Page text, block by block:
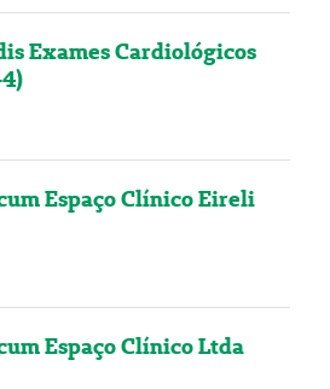
Exames Cardiológicos
Espaço Clínico Eireli
Espaço Clínico Ltda